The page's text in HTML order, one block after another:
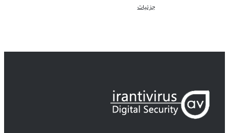
جزئیات